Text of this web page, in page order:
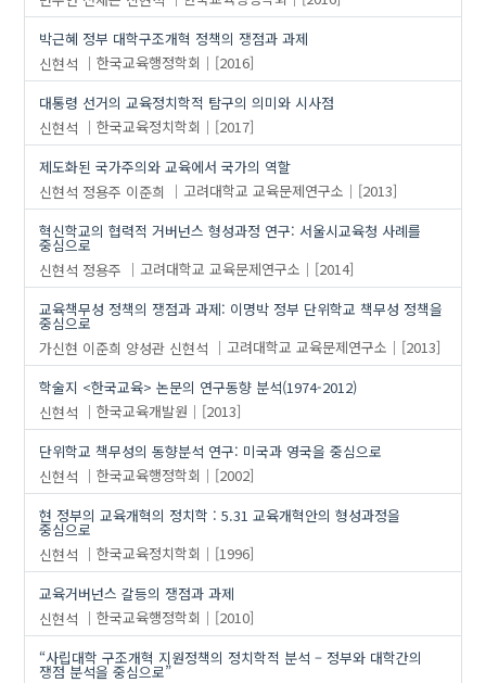
연구 방법
연구 주제
일반자치
재정정책
질적 연구
협력적 거버넌스
박근혜 정부 대학구조개혁 정책의 쟁점과 과제
신현석
한국교육행정학회
[2016]
대통령 선거의 교육정치학적 탐구의 의미와 시사점
신현석
한국교육정치학회
[2017]
제도화된 국가주의와 교육에서 국가의 역할
신현석 정용주 이준희 고려대학교 교육문제연구소
[2013]
혁신학교의 협력적 거버넌스 형성과정 연구: 서울시교육청 사례를
중심으로
신현석 정용주 고려대학교 교육문제연구소
[2014]
교육책무성 정책의 쟁점과 과제: 이명박 정부 단위학교 책무성 정책을
중심으로
가신현 이준희 양성관 신현석 고려대학교 교육문제연구소
[2013]
학술지 <한국교육> 논문의 연구동향 분석(1974-2012)
신현석
한국교육개발원
[2013]
단위학교 책무성의 동향분석 연구: 미국과 영국을 중심으로
신현석
한국교육행정학회
[2002]
현 정부의 교육개혁의 정치학 : 5.31 교육개혁안의 형성과정을
중심으로
신현석
한국교육정치학회
[1996]
교육거버넌스 갈등의 쟁점과 과제
신현석
한국교육행정학회
[2010]
“사립대학 구조개혁 지원정책의 정치학적 분석 – 정부와 대학간의
쟁점 분석을 중심으로”